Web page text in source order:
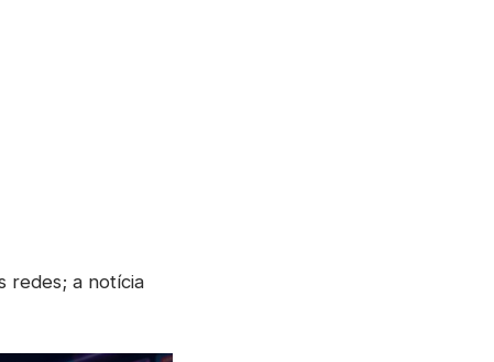
redes; a notícia